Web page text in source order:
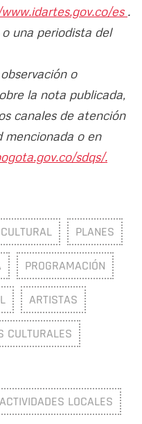
es .
una periodista del
o
la nota publicada,
canales de atención
mencionada o en
sdqs/.
PLANES
PROGRAMACIÓN
ARTISTAS
CULTURALES
ACTIVIDADES LOCALES